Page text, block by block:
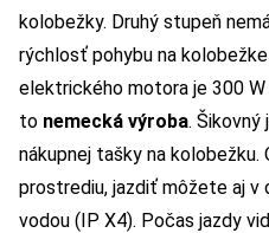
kolobežky. Druhý stupeň
rýchlosť pohybu na
elektrického motora je 300
to nemecká výroba. Šikovný
nákupnej tašky na kolobežku.
prostrediu, jazdiť môžete aj v
vodou (IP X4). Počas jazdy